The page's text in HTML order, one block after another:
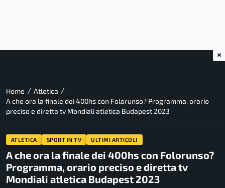
Home / Atletica /
A che ora la finale dei 400hs con Folorunso? Programma, orario
preciso e diretta tv Mondiali atletica Budapest 2023
ATLETICA SPORT IN TV ULTIMI ARTICOLI
A che ora la finale dei 400hs con Folorunso?
Programma, orario preciso e diretta tv
Mondiali atletica Budapest 2023
×